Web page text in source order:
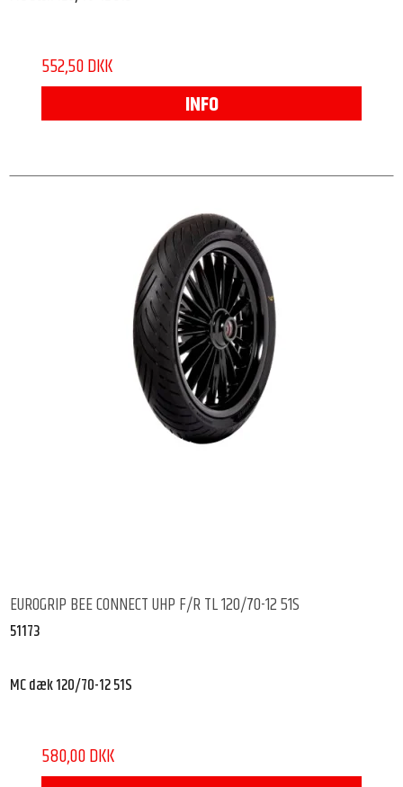
552,50 DKK
INFO
EUROGRIP BEE CONNECT UHP F/R TL 120/70-12 51S
51173
MC dæk 120/70-12 51S
580,00 DKK